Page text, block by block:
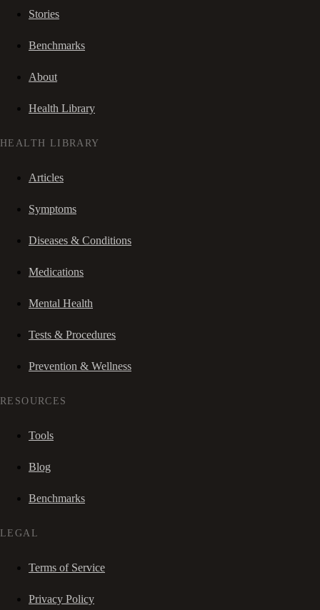
Stories
Benchmarks
About
Health Library
HEALTH LIBRARY
Articles
Symptoms
Diseases & Conditions
Medications
Mental Health
Tests & Procedures
Prevention & Wellness
RESOURCES
Tools
Blog
Benchmarks
LEGAL
Terms of Service
Privacy Policy